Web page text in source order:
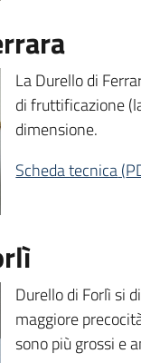
La Durello di
di fruttificazione
dimensione.
Scheda tecnica(
Durello di Forlì si
maggiore
sono più grossi e